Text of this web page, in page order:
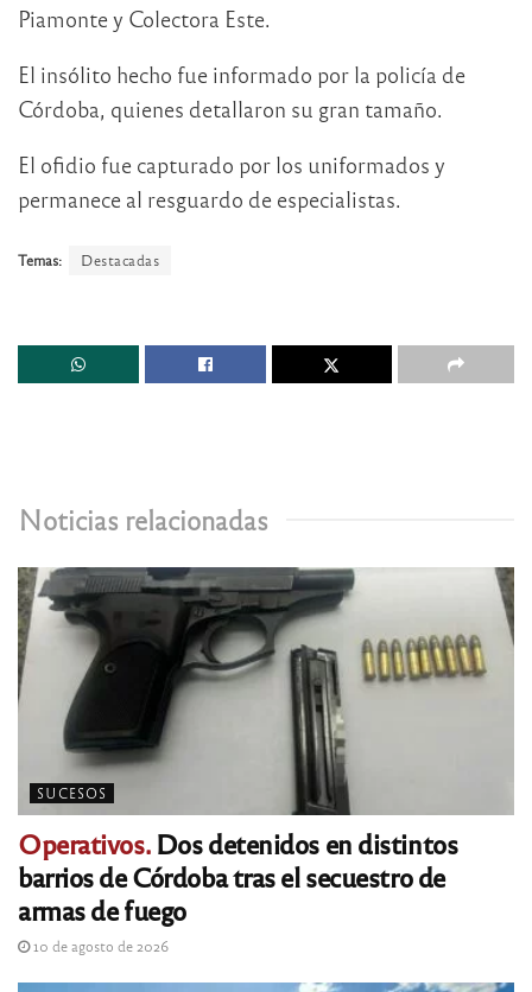
Piamonte y Colectora Este.
El insólito hecho fue informado por la policía de
Córdoba, quienes detallaron su gran tamaño.
El ofidio fue capturado por los uniformados y
permanece al resguardo de especialistas.
Temas: Destacadas
Noticias relacionadas
SUCESOS
Operativos.Dos detenidos en distintos
barrios de Córdoba tras el secuestro de
armas de fuego
10 de agosto de 2026